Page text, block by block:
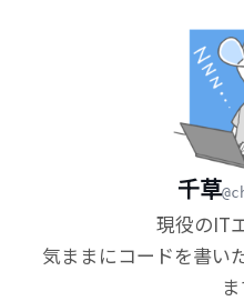
千草
現役のIT
気ままにコードを書い
ま